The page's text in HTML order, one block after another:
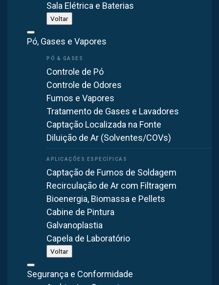
Sala Elétrica e Baterias
Voltar
Pó, Gases e Vapores
Controle de Pó
Controle de Odores
Fumos e Vapores
Tratamento de Gases e Lavadores
Captação Localizada na Fonte
Diluição de Ar (Solventes/COVs)
Captação de Fumos de Soldagem
Recirculação de Ar com Filtragem
Bioenergia, Biomassa e Pellets
Cabine de Pintura
Galvanoplastia
Capela de Laboratório
Voltar
Segurança e Conformidade
Curitiba, Brasil
PROJETO REAL ENTREGUE
Já executamos um projeto em
Londrina/PR
Fabricamos em Itaquaquecetuba/SP e instalamos em todo o
Brasil. Esta é uma obra que a Brasfaiber projetou, fabricou e
montou nesta região — com os equipamentos e as vazões do
projeto executado.
LONDRINA/PR